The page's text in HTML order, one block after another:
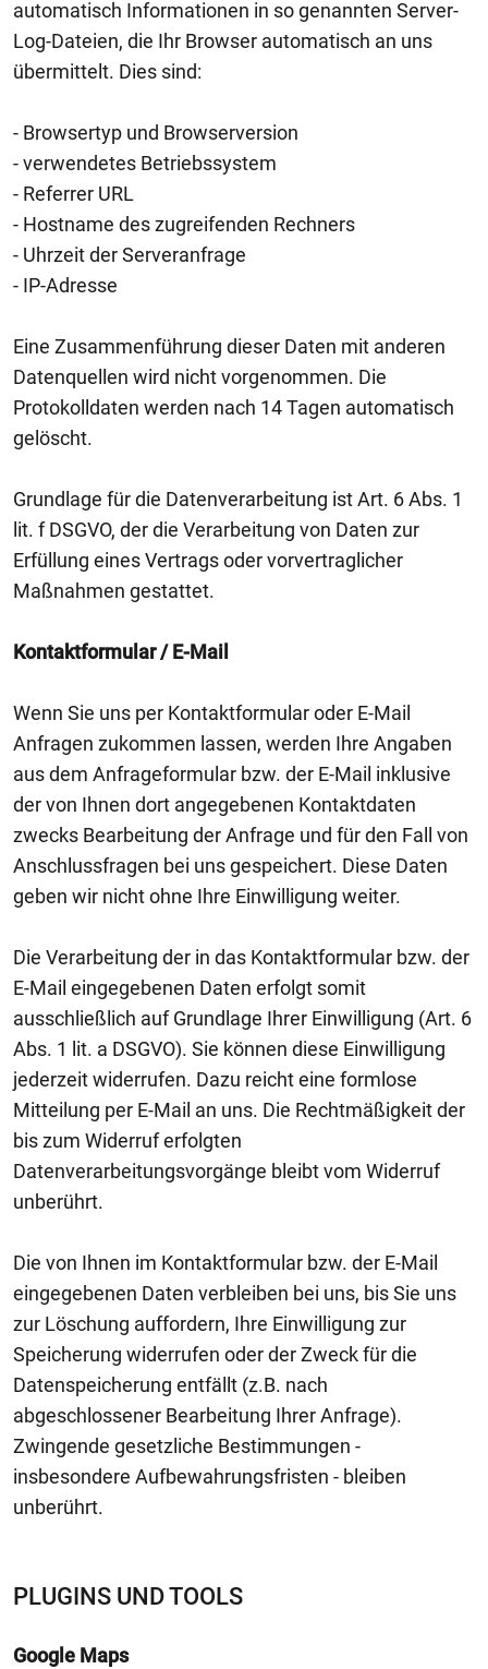
automatisch Informationen in so genannten Server-
Log-Dateien, die Ihr Browser automatisch an uns
übermittelt. Dies sind:
- Browsertyp und Browserversion
- verwendetes Betriebssystem
- Referrer URL
- Hostname des zugreifenden Rechners
- Uhrzeit der Serveranfrage
- IP-Adresse
Eine Zusammenführung dieser Daten mit anderen
Datenquellen wird nicht vorgenommen. Die
Protokolldaten werden nach 14 Tagen automatisch
gelöscht.
Grundlage für die Datenverarbeitung ist Art. 6 Abs. 1
lit. f DSGVO, der die Verarbeitung von Daten zur
Erfüllung eines Vertrags oder vorvertraglicher
Maßnahmen gestattet.
Kontaktformular / E-Mail
Wenn Sie uns per Kontaktformular oder E-Mail
Anfragen zukommen lassen, werden Ihre Angaben
aus dem Anfrageformular bzw. der E-Mail inklusive
der von Ihnen dort angegebenen Kontaktdaten
zwecks Bearbeitung der Anfrage und für den Fall von
Anschlussfragen bei uns gespeichert. Diese Daten
geben wir nicht ohne Ihre Einwilligung weiter.
Die Verarbeitung der in das Kontaktformular bzw. der
E-Mail eingegebenen Daten erfolgt somit
ausschließlich auf Grundlage Ihrer Einwilligung (Art. 6
Abs. 1 lit. a DSGVO). Sie können diese Einwilligung
jederzeit widerrufen. Dazu reicht eine formlose
Mitteilung per E-Mail an uns. Die Rechtmäßigkeit der
bis zum Widerruf erfolgten
Datenverarbeitungsvorgänge bleibt vom Widerruf
unberührt.
Die von Ihnen im Kontaktformular bzw. der E-Mail
eingegebenen Daten verbleiben bei uns, bis Sie uns
zur Löschung auffordern, Ihre Einwilligung zur
Speicherung widerrufen oder der Zweck für die
Datenspeicherung entfällt (z.B. nach
abgeschlossener Bearbeitung Ihrer Anfrage).
Zwingende gesetzliche Bestimmungen -
insbesondere Aufbewahrungsfristen - bleiben
unberührt.
PLUGINS UND TOOLS
Google Maps